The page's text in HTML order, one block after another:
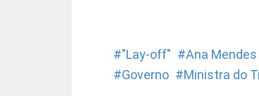
"Lay-off" Ana
Governo
Ministra do